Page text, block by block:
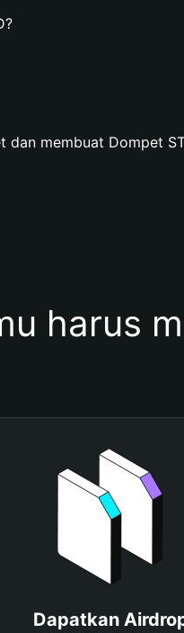
dan membuat Dompet
harus
Dapatkan